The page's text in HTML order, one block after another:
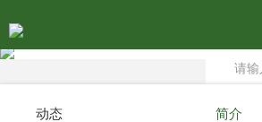
动态 简介